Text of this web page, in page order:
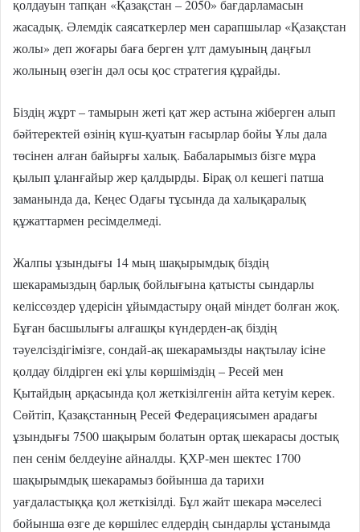
қолдауын тапқан «Қазақстан – 2050» бағдарламасын
жасадық. Әлемдік саясаткерлер мен сарапшылар «Қазақстан
жолы» деп жоғары баға берген ұлт дамуының даңғыл
жолының өзегін дәл осы қос стратегия құрайды.
Біздің жұрт – тамырын жеті қат жер астына жіберген алып
бәйтеректей өзінің күш-қуатын ғасырлар бойы Ұлы дала
төсінен алған байырғы халық. Бабаларымыз бізге мұра
қылып ұланғайыр жер қалдырды. Бірақ ол кешегі патша
заманында да, Кеңес Одағы тұсында да халықаралық
құжаттармен ресімделмеді.
Жалпы ұзындығы 14 мың шақырымдық біздің
шекарамыздың барлық бойлығына қатысты сындарлы
келіссөздер үдерісін ұйымдастыру оңай міндет болған жоқ.
Бұған басшылығы алғашқы күндерден-ақ біздің
тәуелсіздігімізге, сондай-ақ шекарамызды нақтылау ісіне
қолдау білдірген екі ұлы көршіміздің – Ресей мен
Қытайдың арқасында қол жеткізілгенін айта кетуім керек.
Сөйтіп, Қазақстанның Ресей Федерациясымен арадағы
ұзындығы 7500 шақырым болатын ортақ шекарасы достық
пен сенім белдеуіне айналды. ҚХР-мен шектес 1700
шақырымдық шекарамыз бойынша да тарихи
уағдаластыққа қол жеткізілді. Бұл жайт шекара мәселесі
бойынша өзге де көршілес елдердің сындарлы ұстанымда